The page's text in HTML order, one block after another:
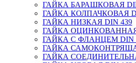
ГАЙКА БАРАШКОВАЯ
ГАЙКА КОЛПАЧКОВАЯ
ГАЙКА НИЗКАЯ DIN 439
ГАЙКА ОЦИНКОВАННАЯ
ГАЙКА С ФЛАНЦЕМ DIN
ГАЙКА
ГАЙКА